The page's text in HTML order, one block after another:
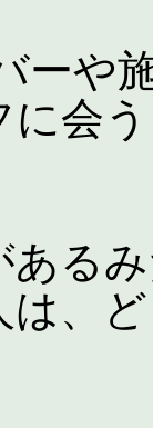
ーや
に会
ある
は、